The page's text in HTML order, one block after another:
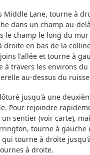
Middle Lane, tourne à
dans un champ au-
le champ le long du
droite en bas de la
l'allée et tourne à
à travers les environs
au-dessus du
jusqu'à une
Pour rejoindre
sentier (voir carte),
tourne à gauche
qui tourne à droite
à droite.